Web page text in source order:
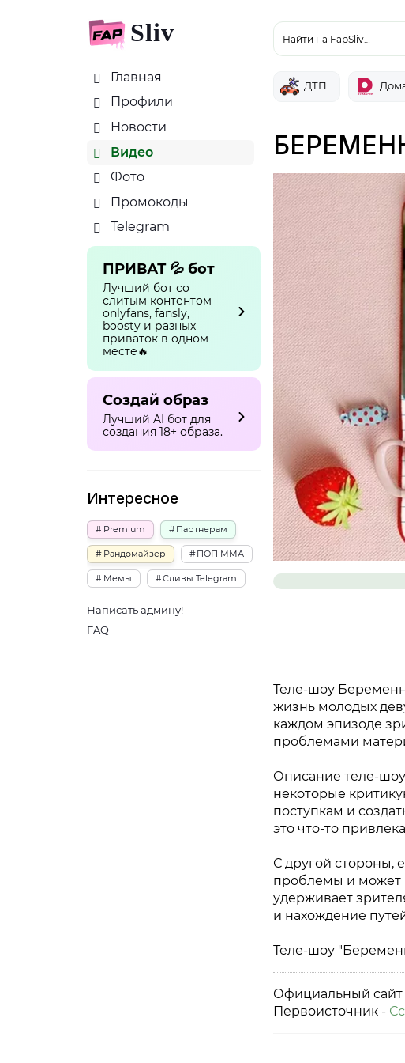
Sliv
Главная
Профили
Новости
Видео
Фото
Промокоды
Telegram
ПРИВАТ 💦 бот
Лучший бот со
слитым контентом
onlyfans, fansly,
boosty и разных
приваток в одном
месте🔥
Создай образ
Лучший AI бот для
создания 18+ образа.
Интересное
Premium Партнерам
Рандомайзер ПОП ММА
Мемы Сливы Telegram
Написать админу!
FAQ
Найти на FapSliv…
ДТП
Теле-шоу
жизнь молодых
каждом эпизоде
проблемами
Описание теле-
некоторые
поступкам и
это что-то
С другой стороны,
проблемы и может
удерживает
и нахождение
Теле-шоу
Официальный
Первоисточник -